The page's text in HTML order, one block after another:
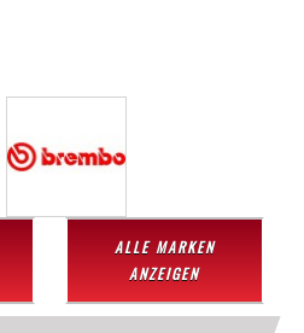
ALLE MARKEN
ANZEIGEN